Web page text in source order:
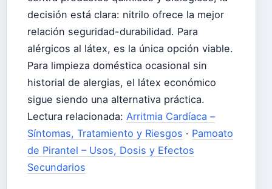
decisión está clara: nitrilo ofrece la mejor
relación seguridad-durabilidad. Para
alérgicos al látex, es la única opción viable.
Para limpieza doméstica ocasional sin
historial de alergias, el látex económico
sigue siendo una alternativa práctica.
Lectura relacionada: Arritmia Cardíaca –
Síntomas, Tratamiento y Riesgos · Pamoato
de Pirantel – Usos, Dosis y Efectos
Secundarios